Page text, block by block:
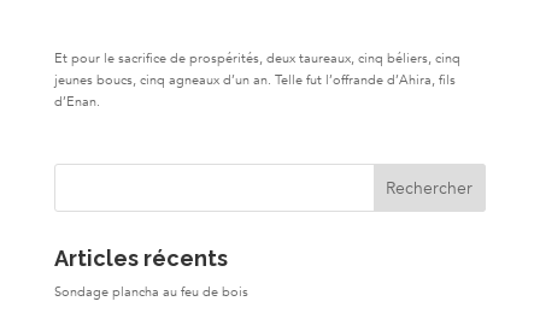
Et pour le sacrifice de prospérités, deux taureaux, cinq béliers, cinq
jeunes boucs, cinq agneaux d’un an. Telle fut l’offrande d’Ahira, fils
d’Enan.
Articles récents
Sondage plancha au feu de bois